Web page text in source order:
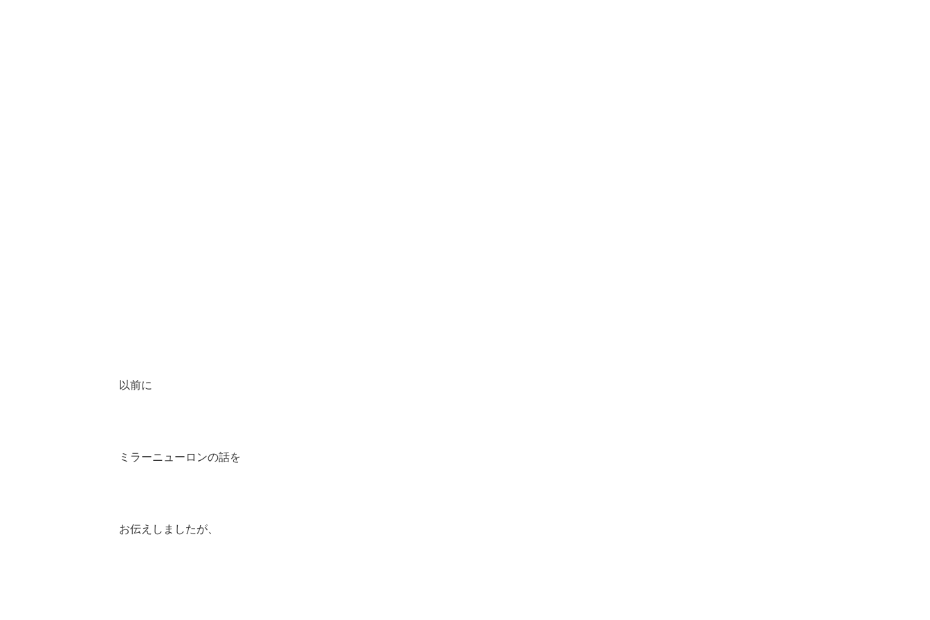
以前に
ミラーニューロンの話を
お伝えしましたが、